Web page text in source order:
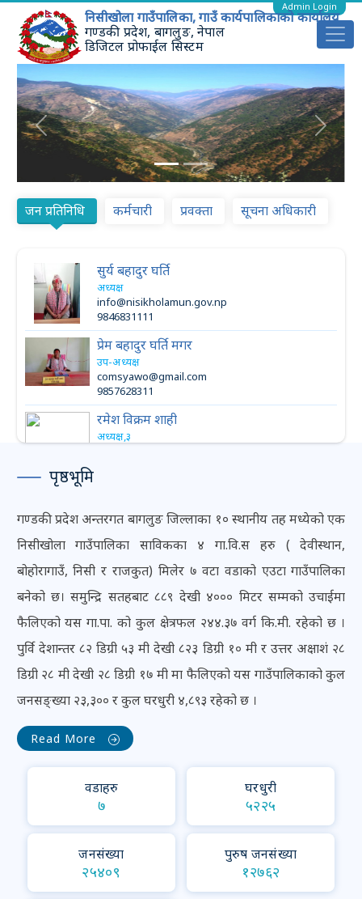
Admin Login
निसीखोला गाउँपालिका, गाउँ कार्यपालिकाको कार्यालय
गण्डकी प्रदेश, बागलुङ, नेपाल
डिजिटल प्रोफाईल सिस्टम
Previous Next
जन प्रतिनिधि कर्मचारी प्रवक्ता सूचना अधिकारी
सुर्य बहादुर घर्ति
अध्यक्ष
info@nisikholamun.gov.np
9846831111
प्रेम बहादुर घर्ति मगर
उप-अध्यक्ष
comsyawo@gmail.com
9857628311
रमेश विक्रम शाही
अध्यक्ष,३
पृष्ठभूमि
गण्डकी प्रदेश अन्तरगत बागलुङ जिल्लाका १० स्थानीय तह मध्येको एक
निसीखोला गाउँपालिका साविकका ४ गा.वि.स हरु ( देवीस्थान,
बोहोरागाउँ, निसी र राजकुत) मिलेर ७ वटा वडाको एउटा गाउँपालिका
बनेको छ। समुन्द्रि सतहबाट ८८९ देखी ४००० मिटर सम्मको उचाईमा
फैलिएको यस गा.पा. को कुल क्षेत्रफल २४४.३७ वर्ग कि.मी. रहेको छ ।
पुर्वि देशान्तर ८२‍‌ डिग्री ५३ मी देखी ८२‍३ डिग्री १० मी र उत्तर अक्षाश‌ं २‍‌८
डिग्री २८ मी देखी २८ डिग्री १७ मी मा फैलिएको यस गाउँपालिकाको कुल
जनसङ्ख्या २३,३०० र कुल घरधुरी ४,८९३ रहेको छ ।
Read More
वडाहरु
७
घरधुरी
५२२५
जनसंख्या
२५४०९
पुरुष जनसंख्या
१२७६२